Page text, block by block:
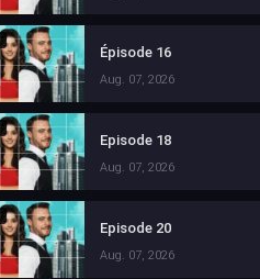
Épisode 16
Aug. 07, 2026
Episode 18
Aug. 07, 2026
Episode 20
Aug. 07, 2026